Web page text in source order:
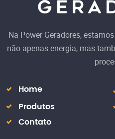
Na Power Geradores,
não apenas energia, mas
Home
Produtos
Contato